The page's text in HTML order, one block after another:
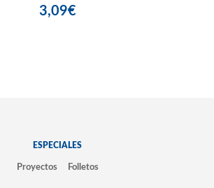
3,09€
ESPECIALES
Proyectos Folletos